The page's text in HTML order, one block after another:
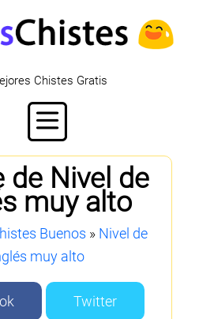
Chistes Gratis
de Nivel de
muy alto
Buenos » Nivel de
muy alto
Twitter